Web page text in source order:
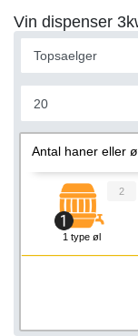
Vin dispenser
Antal haner eller
1 type øl
2